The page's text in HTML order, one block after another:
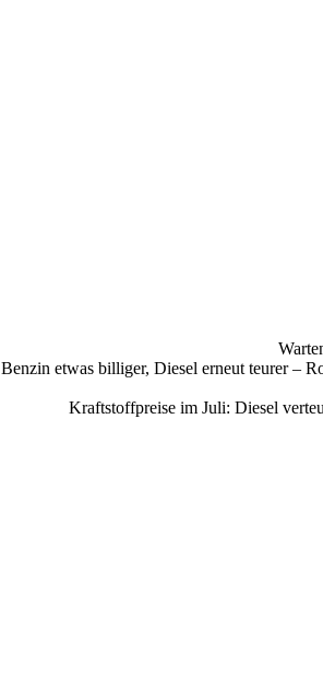
Benzin etwas billiger, Diesel erneut teurer –
Kraftstoffpreise im Juli: Diesel